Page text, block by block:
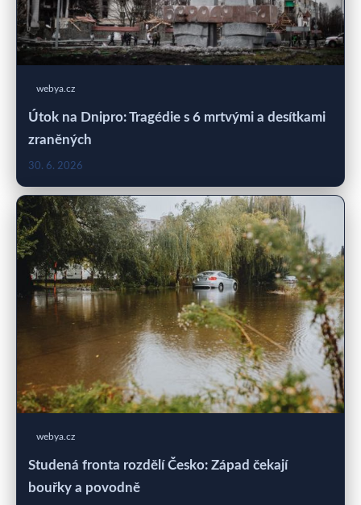
webya.cz
Útok na Dnipro: Tragédie s 6 mrtvými a desítkami
zraněných
30. 6. 2026
webya.cz
Studená fronta rozdělí Česko: Západ čekají
bouřky a povodně